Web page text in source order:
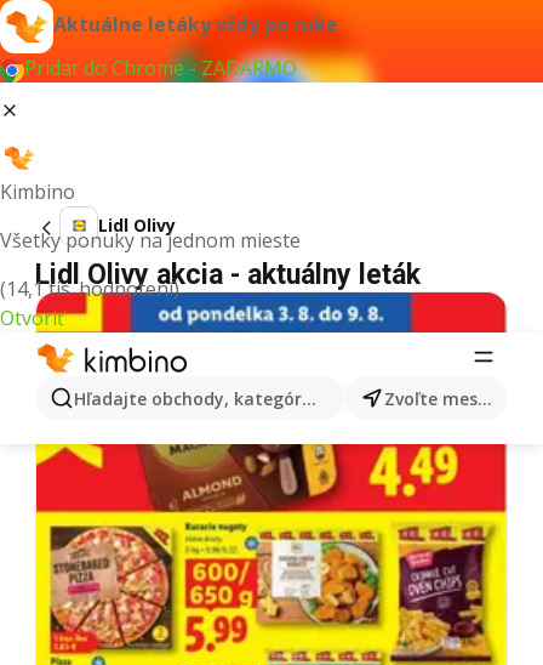
Aktuálne letáky vždy po ruke
Pridať do Chrome - ZADARMO
Kimbino
Všetky ponuky na jednom mieste
(14,1 tis. hodnotení)
Otvoriť
Hľadajte obchody, kategórie, produkty... Zvoľte mesto
Lidl Olivy
Lidl Olivy akcia - aktuálny leták